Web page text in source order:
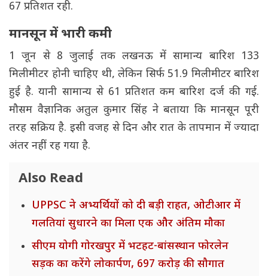
67 प्रतिशत रही.
मानसून में भारी कमी
1 जून से 8 जुलाई तक लखनऊ में सामान्य बारिश 133
मिलीमीटर होनी चाहिए थी, लेकिन सिर्फ 51.9 मिलीमीटर बारिश
हुई है. यानी सामान्य से 61 प्रतिशत कम बारिश दर्ज की गई.
मौसम वैज्ञानिक अतुल कुमार सिंह ने बताया कि मानसून पूरी
तरह सक्रिय है. इसी वजह से दिन और रात के तापमान में ज्यादा
अंतर नहीं रह गया है.
Also Read
UPPSC ने अभ्यर्थियों को दी बड़ी राहत, ओटीआर में
गलतियां सुधारने का मिला एक और अंतिम मौका
सीएम योगी गोरखपुर में भटहट-बांसस्थान फोरलेन
सड़क का करेंगे लोकार्पण, 697 करोड़ की सौगात